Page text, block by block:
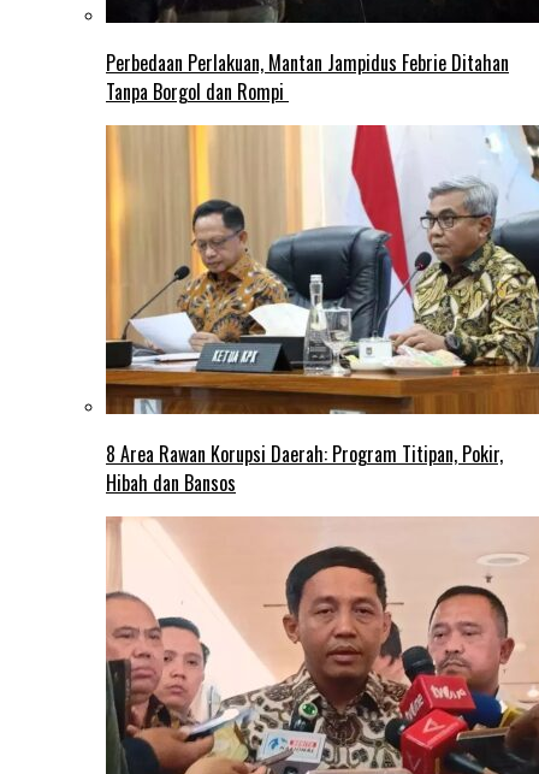
Perbedaan Perlakuan, Mantan Jampidus Febrie Ditahan
Tanpa Borgol dan Rompi
8 Area Rawan Korupsi Daerah: Program Titipan, Pokir,
Hibah dan Bansos